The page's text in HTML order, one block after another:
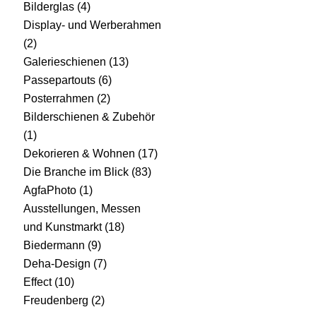
Bilderglas (4)
Display- und Werberahmen
(2)
Galerieschienen (13)
Passepartouts (6)
Posterrahmen (2)
Bilderschienen & Zubehör
(1)
Dekorieren & Wohnen (17)
Die Branche im Blick (83)
AgfaPhoto (1)
Ausstellungen, Messen
und Kunstmarkt(18)
Biedermann (9)
Deha-Design (7)
Effect(10)
Freudenberg (2)